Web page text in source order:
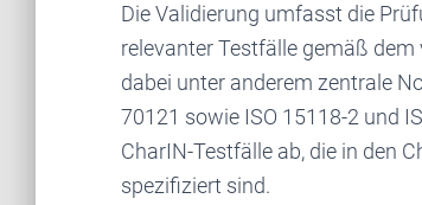
Die Validierung umfasst die
relevanter Testfälle gemäß
dabei unter anderem zentrale
70121 sowie ISO 15118-2 und
CharIN-Testfälle ab, die in den
spezifiziert sind.